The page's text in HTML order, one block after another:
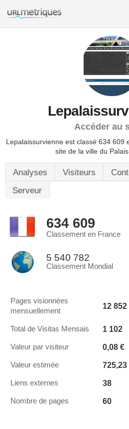
Accéder au
Lepalaissurvienne est classé 634 609
site de la ville du
Analyses Visiteurs
Serveur
634 609
Classement en France
5 540 782
Classement Mondial
Pages visionnées
mensuellement
12 852
Total de Visitas Mensais 1 102
Valeur par visiteur 0,08 €
Valeur estimée 725,23
Liens externes 38
Nombre de pages 60